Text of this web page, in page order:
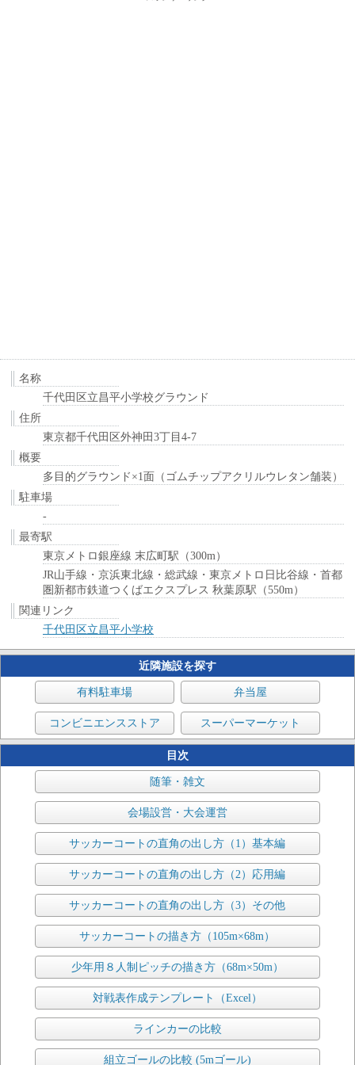
名称
千代田区立昌平小学校グラウンド
住所
東京都千代田区外神田3丁目4-7
概要
多目的グラウンド×1面（ゴムチップアクリルウレタン舗装）
駐車場
-
最寄駅
東京メトロ銀座線 末広町駅（300m）
JR山手線・京浜東北線・総武線・東京メトロ日比谷線・首都
圏新都市鉄道つくばエクスプレス 秋葉原駅（550m）
関連リンク
千代田区立昌平小学校
近隣施設を探す
有料駐車場 弁当屋
コンビニエンスストア スーパーマーケット
目次
随筆・雑文
会場設営・大会運営
サッカーコートの直角の出し方（1）基本編
サッカーコートの直角の出し方（2）応用編
サッカーコートの直角の出し方（3）その他
サッカーコートの描き方（105m×68m）
少年用８人制ピッチの描き方（68m×50m）
対戦表作成テンプレート（Excel）
ラインカーの比較
組立ゴールの比較 (5mゴール)